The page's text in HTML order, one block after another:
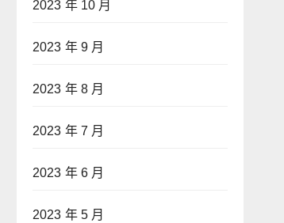
2023 年 10 月
2023 年 9 月
2023 年 8 月
2023 年 7 月
2023 年 6 月
2023 年 5 月